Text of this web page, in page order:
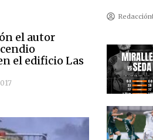
el autor
el edificio Las
Redacción